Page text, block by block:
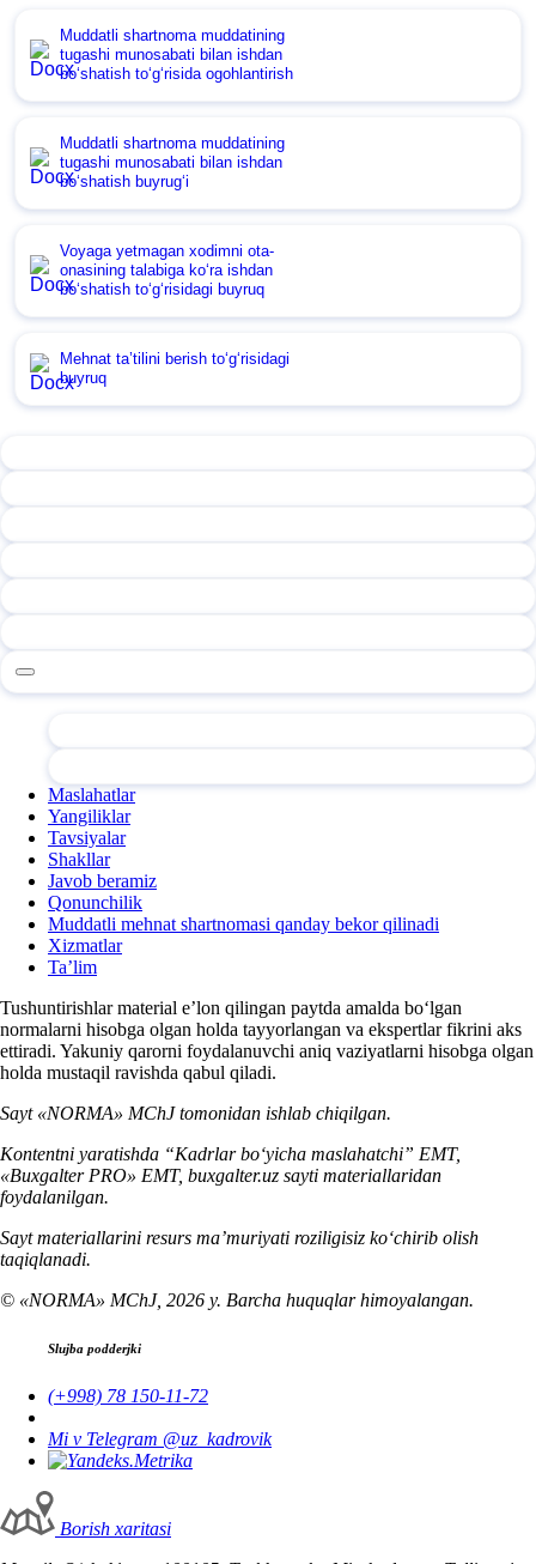
Muddatli shartnoma muddatining
tugashi munosabati bilan ishdan
boʻshatish toʻgʻrisida ogohlantirish
Muddatli shartnoma muddatining
tugashi munosabati bilan ishdan
boʻshatish buyrugʻi
Voyaga yetmagan хodimni ota-
onasining talabiga koʻra ishdan
boʻshatish toʻgʻrisidagi buyruq
Mehnat ta’tilini berish toʻgʻrisidagi
buyruq
Maslahatlar
Yangiliklar
Tavsiyalar
Shakllar
Javob beramiz
Qonunchilik
Muddatli mehnat shartnomasi qanday bekor qilinadi
Xizmatlar
Ta’lim
Tushuntirishlar material e’lon qilingan paytda amalda boʻlgan
normalarni hisobga olgan holda tayyorlangan va ekspertlar fikrini aks
ettiradi. Yakuniy qarorni foydalanuvchi aniq vaziyatlarni hisobga olgan
holda mustaqil ravishda qabul qiladi.
Sayt «NORMA» MChJ tomonidan ishlab chiqilgan.
Kontentni yaratishda “Kadrlar boʻyicha maslahatchi” EMT,
«Buxgalter PRO» EMT, buxgalter.uz sayti materiallaridan
foydalanilgan.
Sayt materiallarini resurs ma’muriyati roziligisiz koʻchirib olish
taqiqlanadi.
© «NORMA» MChJ, 2026 y. Barcha huquqlar himoyalangan.
Slujba podderjki
(+998) 78 150-11-72
Mi v Telegram @uz_kadrovik
Borish хaritasi